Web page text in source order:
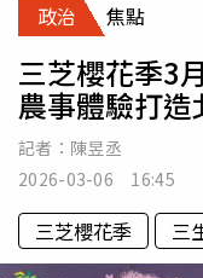
政治 焦點
三芝櫻花季3
農事體驗打
記者： 陳昱丞
2026-03-06 16:45
三芝櫻花季 三